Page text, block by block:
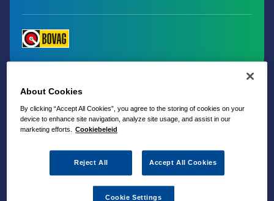
About Cookies
By clicking “Accept All Cookies”, you agree to the storing of cookies on your
device to enhance site navigation, analyze site usage, and assist in our
marketing efforts.
Cookiebeleid
Reject All Accept All Cookies
Cookie Settings